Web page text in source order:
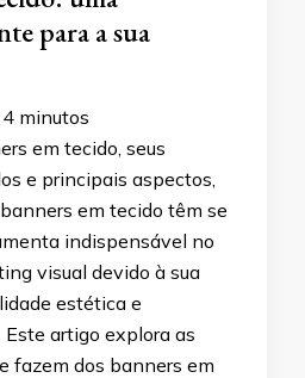
para a sua
4 minutos
em tecido, seus
e principais aspectos,
em tecido têm se
indispensável no
visual devido à sua
estética e
artigo explora as
fazem dos banners em